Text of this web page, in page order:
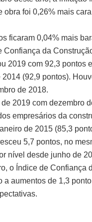
obra foi 0,26% mais
ficaram 0,04% mais
Confiança da
2019 com 92,3 pontos
(92,9 pontos).
de 2018.
2019 com dezembro
empresários da
de 2015 (85,3
5,7 pontos, no
nível desde junho de
o Índice de Confiança
a aumentos de 1,3